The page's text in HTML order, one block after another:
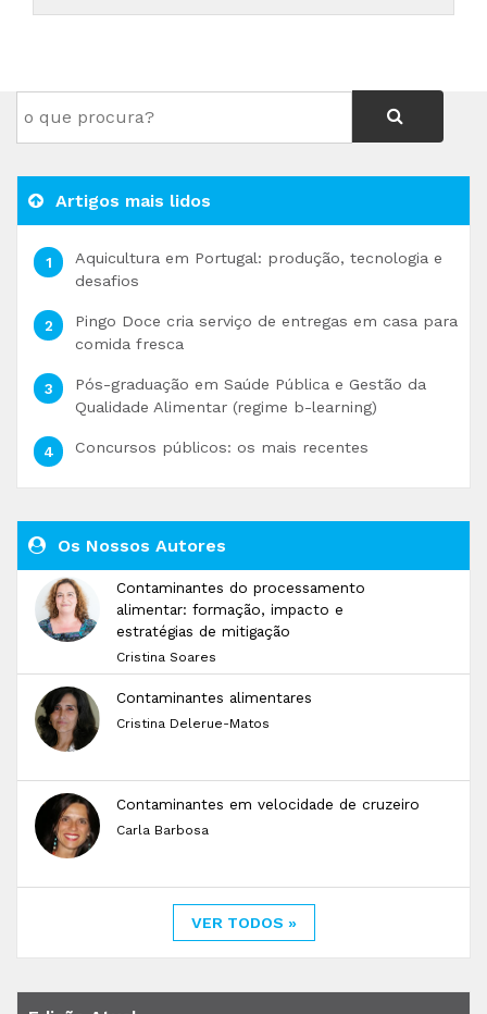
Artigos mais lidos
Aquicultura em Portugal: produção, tecnologia e
desafios
Pingo Doce cria serviço de entregas em casa para
comida fresca
Pós-graduação em Saúde Pública e Gestão da
Qualidade Alimentar (regime b-learning)
Concursos públicos: os mais recentes
Os Nossos Autores
Contaminantes do processamento
alimentar: formação, impacto e
estratégias de mitigação
Cristina Soares
Contaminantes alimentares
Cristina Delerue-Matos
Contaminantes em velocidade de cruzeiro
Carla Barbosa
VER TODOS »